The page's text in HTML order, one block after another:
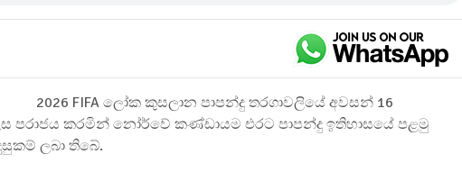
2026 FIFA ලෝක කුසලාන පාපන්දු තරගාවලියේ අවසන් 16
පරාජය කරමින් නෝර්වේ කණ්ඩායම එරට පාපන්දු ඉතිහාසයේ පළමු
ලබා තිබේ.